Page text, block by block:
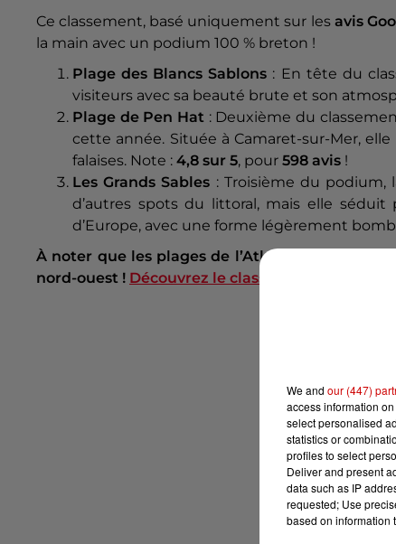
Ce classement, basé uniquement sur les avis
la main avec un podium 100 % breton !
Plage des Blancs Sablons : En tête du
visiteurs avec sa beauté brute et son
Plage de Pen Hat : Deuxième du
cette année. Située à Camaret-sur-Mer,
falaises. Note : 4,8 sur 5, pour 598 avis !
Les Grands Sables : Troisième du podium,
d’autres spots du littoral, mais elle séduit
d’Europe, avec une forme légèrement
À noter que les plages de l’Atlantique
nord-ouest ! Découvrez le classement complet
We and our (447)
access information
select personalised
statistics or
profiles to select
Deliver and present
data such as IP
requested; Use
based on information